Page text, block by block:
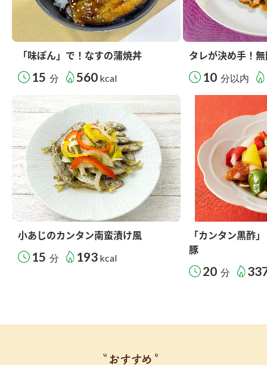
「味ぽん」で！なすの蒲焼丼
15 分 560 kcal
タレが決め手！
10 分以内
小あじのカンタン南蛮漬け風
15 分 193 kcal
「カンタン黒酢
豚
20 分